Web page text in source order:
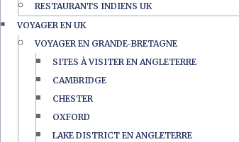
RESTAURANTS INDIENS UK
VOYAGER EN UK
VOYAGER EN GRANDE-BRETAGNE
SITES À VISITER EN ANGLETERRE
CAMBRIDGE
CHESTER
OXFORD
LAKE DISTRICT EN ANGLETERRE